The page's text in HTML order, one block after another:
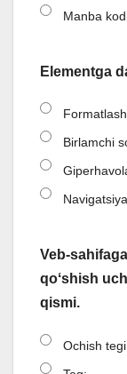
Manba
Elementga
Birlamchi
Veb-
qoʻshish
qismi.
Ochish